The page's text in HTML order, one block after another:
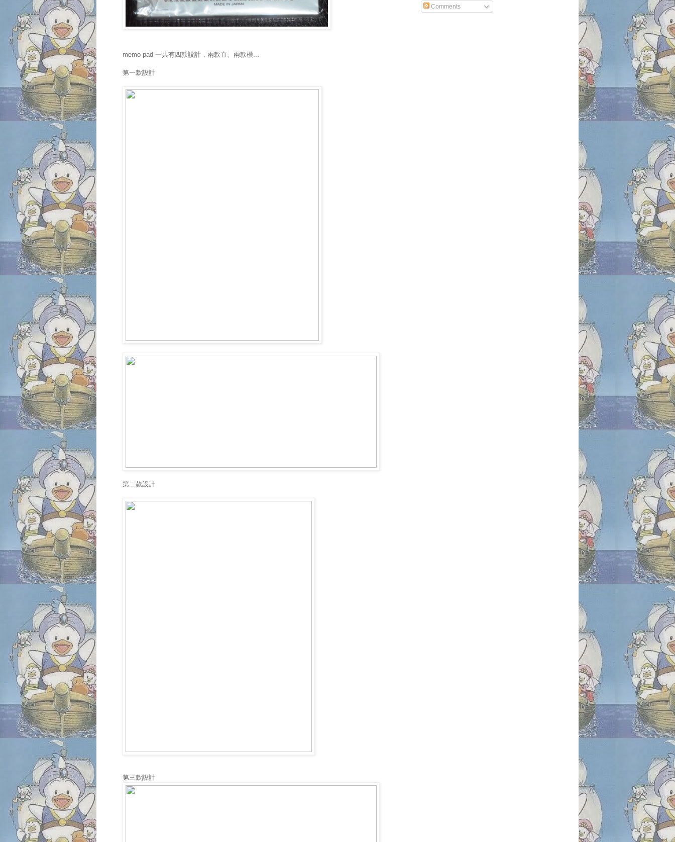
memo pad 一共有四款設計，兩款直、兩款橫...
第一款設計
第二款設計
第三款設計
Comments